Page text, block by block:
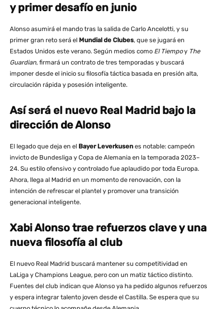
y primer desafío en junio
Alonso asumirá el mando tras la salida de Carlo Ancelotti, y su
primer gran reto será el Mundial de Clubes, que se jugará en
Estados Unidos este verano. Según medios como El Tiempoy The
Guardian, firmará un contrato de tres temporadas y buscará
imponer desde el inicio su filosofía táctica basada en presión alta,
circulación rápida y posesión inteligente.
Así será el nuevo Real Madrid bajo la
dirección de Alonso
El legado que deja en el Bayer Leverkusen es notable: campeón
invicto de Bundesliga y Copa de Alemania en la temporada 2023–
24. Su estilo ofensivo y controlado fue aplaudido por toda Europa.
Ahora, llega al Madrid en un momento de renovación, con la
intención de refrescar el plantel y promover una transición
generacional inteligente.
Xabi Alonso trae refuerzos clave y una
nueva filosofía al club
El nuevo Real Madrid buscará mantener su competitividad en
LaLiga y Champions League, pero con un matiz táctico distinto.
Fuentes del club indican que Alonso ya ha pedido algunos refuerzos
y espera integrar talento joven desde el Castilla. Se espera que su